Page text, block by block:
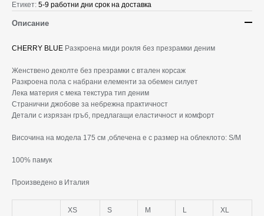
Етикет: 5-9 работни дни срок на доставка
Описание
CHERRY BLUE Разкроена миди рокля без презрамки деним
Женствено деколте без презрамки с вталeн корсаж
Разкроена пола с набрани елементи за обемен силует
Лека материя с мека текстура тип деним
Странични джобове за небрежна практичност
Детали с изрязан гръб, предлагащи еластичност и комфорт
Височина на модела 175 см ,облечена е с размер на облеклото: S/M
100% памук
Произведено в Италия
XS S M L XL